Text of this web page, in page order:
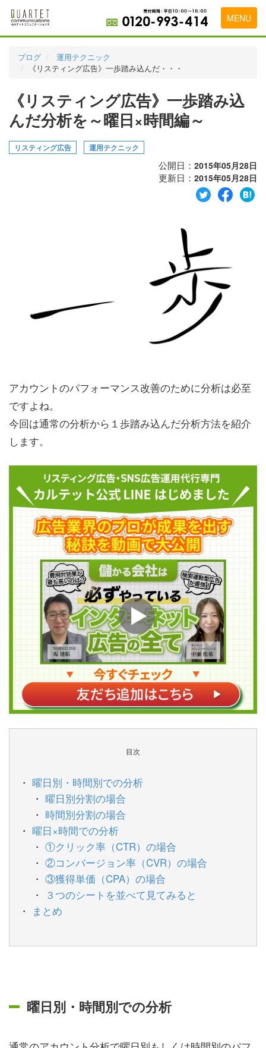
MENU
料金表
実績・お客様の声
初めて導入をお考えの方
代理店の乗り換えをお考えの方
ブログ
運用テクニック
《リスティング広告》一歩踏み込んだ・・・
《リスティング広告》一歩踏み込
んだ分析を～曜日×時間編～
リスティング広告 運用テクニック
公開日： 2015年05月28日
更新日： 2015年05月28日
アカウントのパフォーマンス改善のために分析は必至
ですよね。
今回は通常の分析から１歩踏み込んだ分析方法を紹介
します。
目次
曜日別・時間別での分析
曜日別分割の場合
時間別分割の場合
曜日×時間での分析
①クリック率（CTR）の場合
②コンバージョン率（CVR）の場合
③獲得単価（CPA）の場合
３つのシートを並べて見てみると
まとめ
曜日別・時間別での分析